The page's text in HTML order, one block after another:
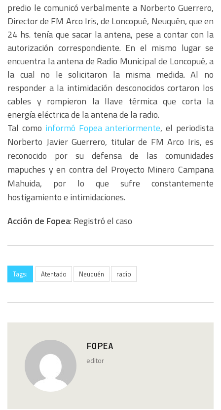
predio le comunicó verbalmente a Norberto Guerrero,
Director de FM Arco Iris, de Loncopué, Neuquén, que en
24 hs. tenía que sacar la antena, pese a contar con la
autorización correspondiente. En el mismo lugar se
encuentra la antena de Radio Municipal de Loncopué, a
la cual no le solicitaron la misma medida. Al no
responder a la intimidación desconocidos cortaron los
cables y rompieron la llave térmica que corta la
energía eléctrica de la antena de la radio.
Tal como informó Fopea anteriormente, el periodista
Norberto Javier Guerrero, titular de FM Arco Iris, es
reconocido por su defensa de las comunidades
mapuches y en contra del Proyecto Minero Campana
Mahuida, por lo que sufre constantemente
hostigamiento e intimidaciones.
Acción de Fopea: Registró el caso
Tags: Atentado Neuquén radio
FOPEA
editor